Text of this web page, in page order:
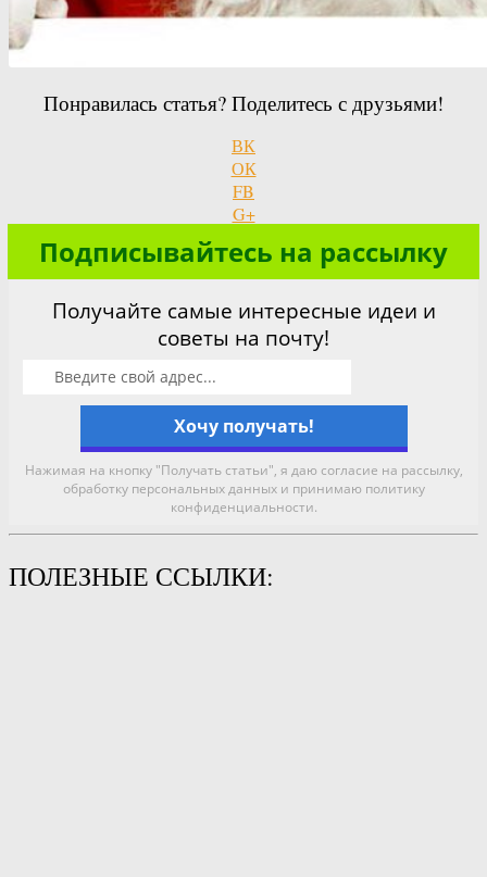
Понравилась статья? Поделитесь с друзьями!
ВК
ОК
FB
G+
Подписывайтесь на рассылку
Получайте самые интересные идеи и
советы на почту!
Нажимая на кнопку "Получать статьи", я даю согласие на рассылку,
обработку персональных данных и принимаю политику
конфиденциальности.
ПОЛЕЗНЫЕ ССЫЛКИ: